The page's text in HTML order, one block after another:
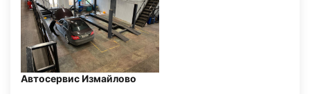
Автосервис Измайлово